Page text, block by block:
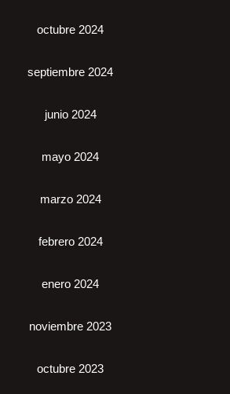
octubre 2024
septiembre 2024
junio 2024
mayo 2024
marzo 2024
febrero 2024
enero 2024
noviembre 2023
octubre 2023